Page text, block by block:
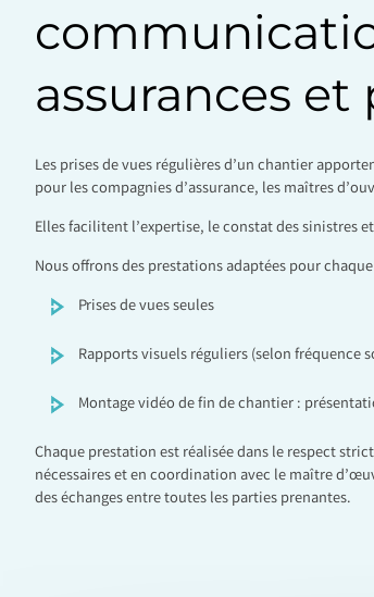
assurances et
Les prises de vues régulières d’un chantier
pour les compagnies d’assurance, les maîtres
Elles facilitent l’expertise, le constat des sinistres
Nous offrons des prestations adaptées pour
Prises de vues seules
Rapports visuels réguliers (selon fréquence
Montage vidéo de fin de chantier :
Chaque prestation est réalisée dans le respect
nécessaires et en coordination avec le maître
des échanges entre toutes les parties prenantes.